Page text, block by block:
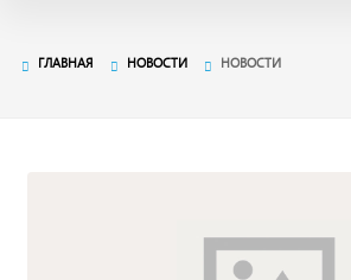
ГЛАВНАЯ НОВОСТИ НОВОСТИ